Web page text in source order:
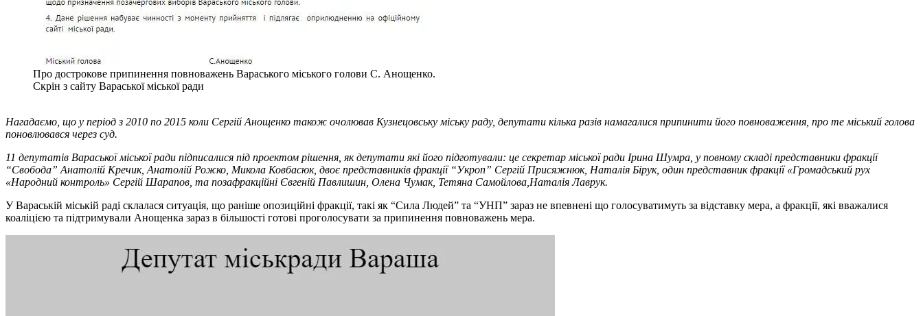
Про дострокове припинення повноважень Вараського міського голови С. Анощенко.
Скрін з сайту Вараської міської ради
Нагадаємо, що у період з 2010 по 2015 коли Сергій Анощенко також очолював Кузнецовську міську раду, депутати кілька разів намагалися припинити його повноваження, про те міський голова
поновлювався через суд.
11 депутатів Вараської міської ради підписалися під проектом рішення, як депутати які його підготували: це секретар міської ради Ірина Шумра, у повному складі представники фракції
“Свобода” Анатолій Кречик, Анатолій Рожко, Микола Ковбасюк, двоє представників фракції “Укроп” Сергій Присяжнюк, Наталія Бірук, один представник фракції «Громадський рух
«Народний контроль» Сергій Шарапов, та позафракційні Євгеній Павлишин, Олена Чумак, Тетяна Самойлова,Наталія Лаврук.
У Вараській міській раді склалася ситуація, що раніше опозиційні фракції, такі як “Сила Людей” та “УНП” зараз не впевнені що голосуватимуть за відставку мера, а фракції, які вважалися
коаліцією та підтримували Анощенка зараз в більшості готові проголосувати за припинення повноважень мера.